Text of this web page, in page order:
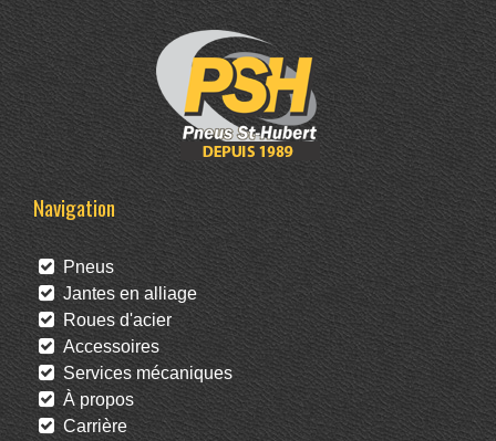
Navigation
Pneus
Jantes en alliage
Roues d'acier
Accessoires
Services mécaniques
À propos
Carrière